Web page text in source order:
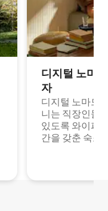
디지털 노마
자
디지털 노마드
니는 직장인들
있도록 와이파
간을 갖춘 숙소